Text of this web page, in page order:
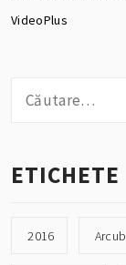
VideoPlus
după:
ETICHETE
2016 Arcub